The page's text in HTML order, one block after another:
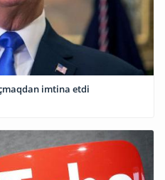
imtina etdi